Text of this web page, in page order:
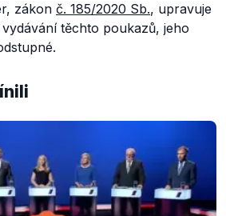
zákon č. 185/2020 Sb., upravuje
těchto poukazů, jeho